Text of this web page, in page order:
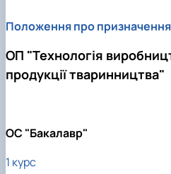
Положення про призначення
ОП "Технологія
продукції тваринництва"
ОС "Бакалавр"
1 курс